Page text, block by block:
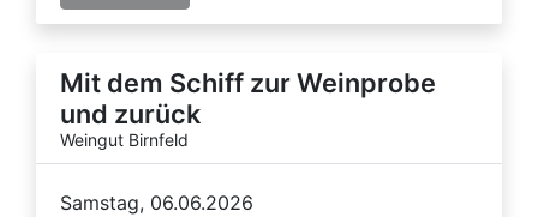
Mit dem Schiff zur Weinprobe
und zurück
Weingut Birnfeld
Samstag, 06.06.2026